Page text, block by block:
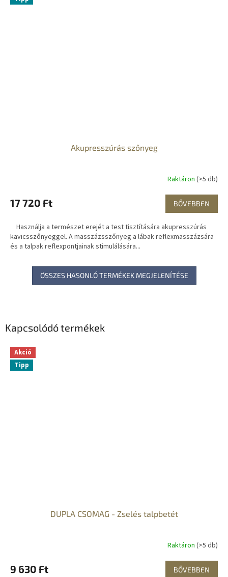
Kapcsolódó termékek
Akció
Tipp
DUPLA CSOMAG - Zselés talpbetét
Raktáron (>5 db)
9 630 Ft BŐVEBBEN
Akupresszúrás szőnyeg
Raktáron (>5 db)
17 720 Ft BŐVEBBEN
Használja a természet erejét a test tisztítására akupresszúrás
kavicsszőnyeggel. A masszázsszőnyeg a lábak reflexmasszázsára
és a talpak reflexpontjainak stimulálására...
ÖSSZES HASONLÓ TERMÉKEK MEGJELENÍTÉSE